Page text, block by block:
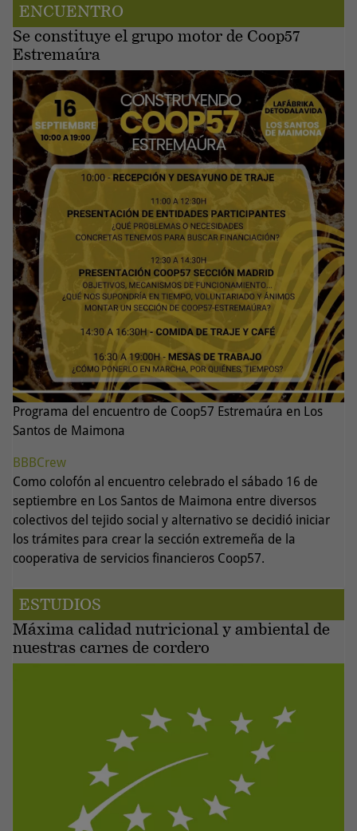
ENCUENTRO
Se constituye el grupo motor de Coop57
Estremaúra
Programa del encuentro de Coop57 Estremaúra en Los
Santos de Maimona
BBBCrew
Como colofón al encuentro celebrado el sábado 16 de
septiembre en Los Santos de Maimona entre diversos
colectivos del tejido social y alternativo se decidió iniciar
los trámites para crear la sección extremeña de la
cooperativa de servicios financieros Coop57.
ESTUDIOS
Máxima calidad nutricional y ambiental de
nuestras carnes de cordero